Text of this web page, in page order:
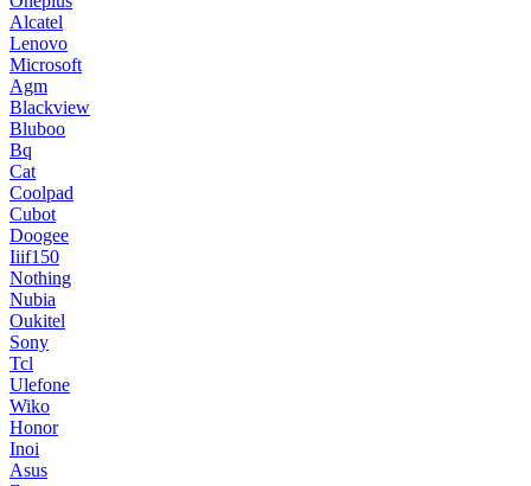
Alcatel
Lenovo
Microsoft
Agm
Blackview
Bluboo
Bq
Cat
Coolpad
Cubot
Doogee
Iiif150
Nothing
Nubia
Oukitel
Sony
Tcl
Ulefone
Wiko
Honor
Inoi
Asus